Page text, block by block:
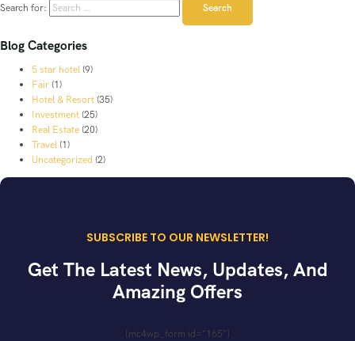
Search for:
Blog Categories
5 star hotel (9)
Fair (1)
Hotel & Resort (35)
Investment (25)
Real Estate (20)
Travel (1)
Uncategorized (2)
SUBSCRIBE TO OUR NEWSLETTER!
Get The Latest News, Updates, And
Amazing Offers
[mc4wp_form id="165"]